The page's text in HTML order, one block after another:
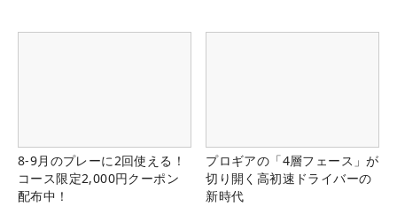
8-9月のプレーに2回使える！
コース限定2,000円クーポン
配布中！
プロギアの「4層フェース」が
切り開く高初速ドライバーの
新時代